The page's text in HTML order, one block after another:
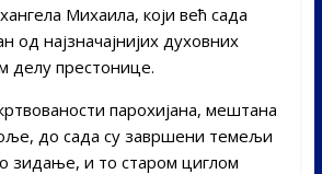
Михаила, који већ сада
од најзначајнијих духовних
делу престонице.
парохијана, мештана
до сада су завршени темељи
зидање, и то старом циглом